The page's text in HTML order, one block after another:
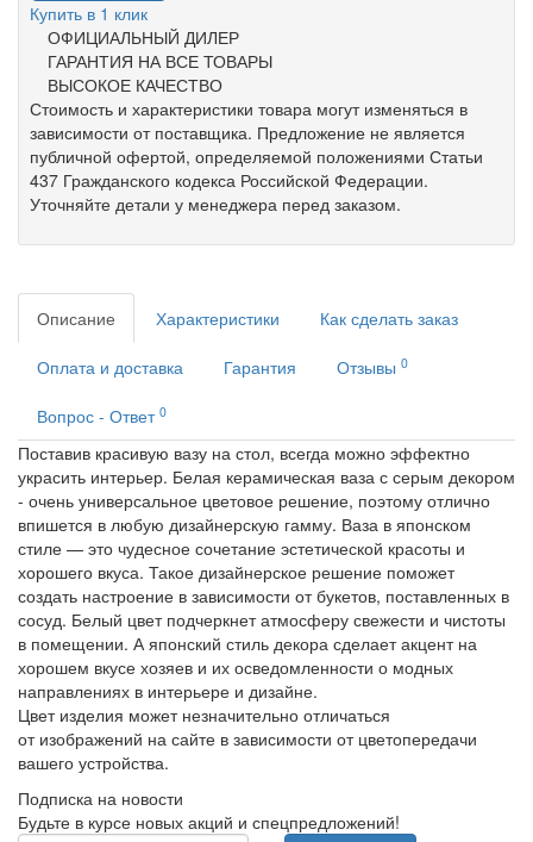
Купить в 1 клик
ОФИЦИАЛЬНЫЙ ДИЛЕР
ГАРАНТИЯ НА ВСЕ ТОВАРЫ
ВЫСОКОЕ КАЧЕСТВО
Стоимость и характеристики товара могут изменяться в
зависимости от поставщика. Предложение не является
публичной офертой, определяемой положениями Статьи
437 Гражданского кодекса Российской Федерации.
Уточняйте детали у менеджера перед заказом.
Описание Характеристики Как сделать заказ
Оплата и доставка Гарантия Отзывы 0
Вопрос - Ответ 0
Поставив красивую вазу на стол, всегда можно эффектно
украсить интерьер. Белая керамическая ваза с серым декором
- очень универсальное цветовое решение, поэтому отлично
впишется в любую дизайнерскую гамму. Ваза в японском
стиле — это чудесное сочетание эстетической красоты и
хорошего вкуса. Такое дизайнерское решение поможет
создать настроение в зависимости от букетов, поставленных в
сосуд. Белый цвет подчеркнет атмосферу свежести и чистоты
в помещении. А японский стиль декора сделает акцент на
хорошем вкусе хозяев и их осведомленности о модных
направлениях в интерьере и дизайне.
Цвет изделия может незначительно отличаться
от изображений на сайте в зависимости от цветопередачи
вашего устройства.
Подписка на новости
Будьте в курсе новых акций и спецпредложений!